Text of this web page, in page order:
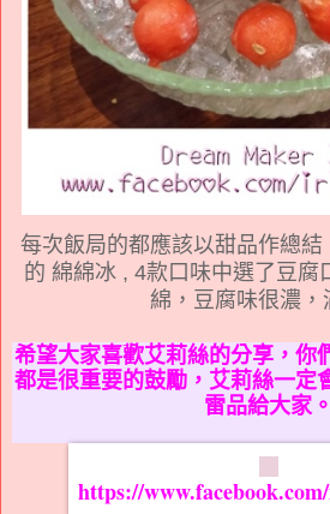
每次飯局的都應該以甜品作總
的 綿綿冰 , 4款口味中選了豆腐
綿，豆腐味很濃，
希望大家喜歡艾莉絲的分享，你
都是很重要的鼓勵，艾莉絲一定
雷品給大家。
https://